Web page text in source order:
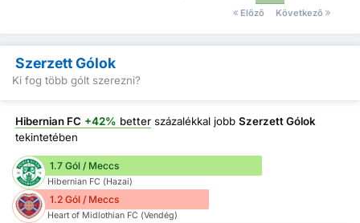
Előző
Következő
Szerzett Gólok
Ki fog több gólt szerezni?
Hibernian FC +42% better százalékkal jobb Szerzett Gólok
tekintetében
1.7 Gól / Meccs
Hibernian FC (Hazai)
1.2 Gól / Meccs
Heart of Midlothian FC (Vendég)